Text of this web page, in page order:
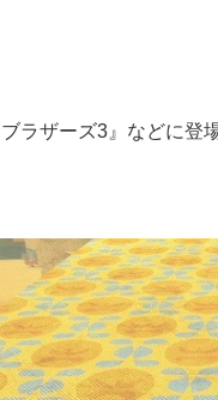
ブラザーズ3』などに